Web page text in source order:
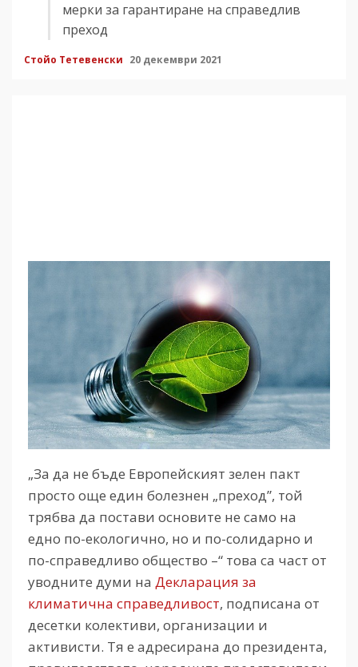
мерки за гарантиране на справедлив
преход
Стойо Тетевенски 20 декември 2021
„За да не бъде Европейският зелен пакт
просто още един болезнен „преход”, той
трябва да постави основите не само на
едно по-екологично, но и по-солидарно и
по-справедливо общество –“ това са част от
уводните думи на Декларация за
климатична справедливост, подписана от
десетки колективи, организации и
активисти. Тя е адресирана до президента,